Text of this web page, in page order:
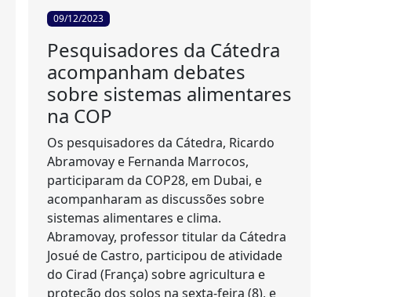
09/12/2023
Pesquisadores da Cátedra
acompanham debates
sobre sistemas alimentares
na COP
Os pesquisadores da Cátedra, Ricardo
Abramovay e Fernanda Marrocos,
participaram da COP28, em Dubai, e
acompanharam as discussões sobre
sistemas alimentares e clima.
Abramovay, professor titular da Cátedra
Josué de Castro, participou de atividade
do Cirad (França) sobre agricultura e
proteção dos solos na sexta-feira (8), e